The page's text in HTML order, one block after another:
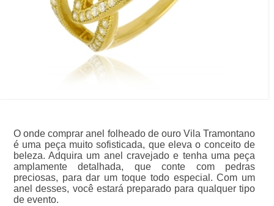
O onde comprar anel folheado de ouro Vila Tramontano
é uma peça muito sofisticada, que eleva o conceito de
beleza. Adquira um anel cravejado e tenha uma peça
amplamente detalhada, que conte com pedras
preciosas, para dar um toque todo especial. Com um
anel desses, você estará preparado para qualquer tipo
de evento.